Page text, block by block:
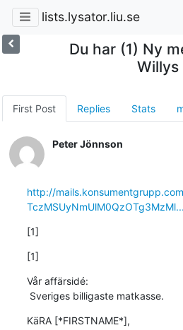
lists.lysator.liu.se
Du har (1) Ny
Willys
First Post Replies Stats
Peter Jönnson
http://
TczMSUyNmUlM0QzOTg3MzMl...
[1]
[1]
Vår affärsidé:
Sveriges billigaste matkasse.
KäRA [*FIRSTNAME*],